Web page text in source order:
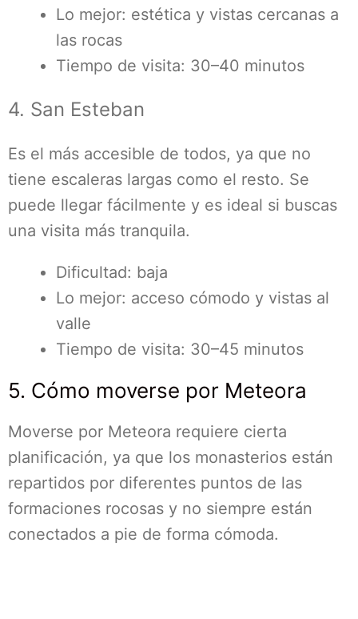
Lo mejor: estética y vistas cercanas a
las rocas
Tiempo de visita: 30–40 minutos
4. San Esteban
Es el más accesible de todos, ya que no
tiene escaleras largas como el resto. Se
puede llegar fácilmente y es ideal si buscas
una visita más tranquila.
Dificultad: baja
Lo mejor: acceso cómodo y vistas al
valle
Tiempo de visita: 30–45 minutos
5. Cómo moverse por Meteora
Moverse por Meteora requiere cierta
planificación, ya que los monasterios están
repartidos por diferentes puntos de las
formaciones rocosas y no siempre están
conectados a pie de forma cómoda.